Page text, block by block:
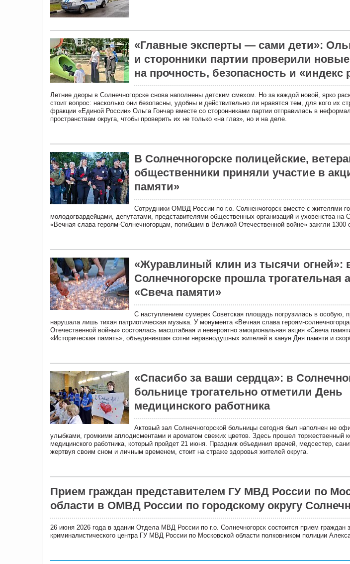
«Главные эксперты — сами дети»:
и сторонники партии проверили
на прочность, безопасность и «индекс
Летние дворы в Солнечногорске снова наполнены детским смехом. Но за каждой новой, ярко
стоит вопрос: насколько они безопасны, удобны и действительно ли нравятся тем, для кого их
фракции «Единой России» Ольга Гончар вместе со сторонниками партии отправилась в
пространствам округа, чтобы проверить их не только «на глаз», но и на деле.
В Солнечногорске полицейские,
общественники приняли участие в
памяти»
Сотрудники ОМВД России по г.о. Солненчогорск вместе с жителями
молодогвардейцами, депутатами, представителями общественных организаций и уховенства
«Вечная слава героям-Солнечногорцам, погибшим в Великой Отечественной войне» зажгли 1300
«Журавлиный клин из тысячи огней»:
Солнечногорске прошла трогательная
«Свеча памяти»
С наступлением сумерек Советская площадь погрузилась в особую,
нарушала лишь тихая патриотическая музыка. У монумента «Вечная слава героям-
Отечественной войны» состоялась масштабная и невероятно эмоциональная акция «Свеча
«Историческая память», объединившая сотни неравнодушных жителей в канун Дня памяти и
«Спасибо за ваши сердца»: в
больнице трогательно отметили День
медицинского работника
Актовый зал Солнечногорской больницы сегодня был наполнен не
улыбками, громкими аплодисментами и ароматом свежих цветов. Здесь прошел торжественный
медицинского работника, который пройдет 21 июня. Праздник объединил врачей, медсестер,
жертвуя своим сном и личным временем, стоит на страже здоровья жителей округа.
Прием граждан представителем ГУ МВД России по
области в ОМВД России по городскому округу
26 июня 2026 года в здании Отдела МВД России по г.о. Солнечногорск состоится прием граждан
криминалистического центра ГУ МВД России по Московской области полковником полиции